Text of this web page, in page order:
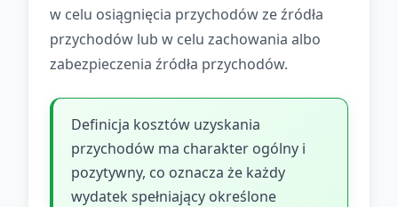
w celu osiągnięcia przychodów ze źródła
przychodów lub w celu zachowania albo
zabezpieczenia źródła przychodów.
Definicja kosztów uzyskania
przychodów ma charakter ogólny i
pozytywny, co oznacza że każdy
wydatek spełniający określone